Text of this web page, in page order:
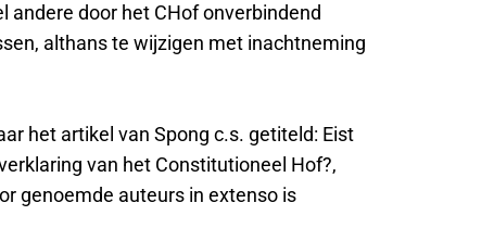
andere door het CHof onverbindend
althans te wijzigen met inachtneming
het artikel van Spong c.s. getiteld: Eist
van het Constitutioneel Hof?,
genoemde auteurs in extenso is